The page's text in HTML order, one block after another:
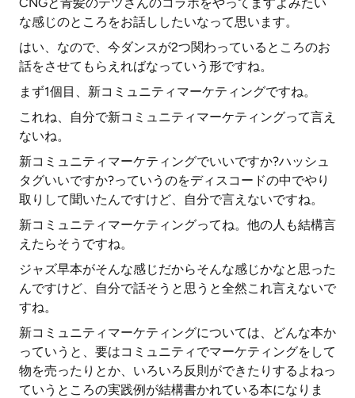
な感じのところをお話ししたいなって思います。
はい、なので、今ダンスが2つ関わっているところのお
話をさせてもらえればなっていう形ですね。
まず1個目、新コミュニティマーケティングですね。
これね、自分で新コミュニティマーケティングって言え
ないね。
新コミュニティマーケティングでいいですか?ハッシュ
タグいいですか?っていうのをディスコードの中でやり
取りして聞いたんですけど、自分で言えないですね。
新コミュニティマーケティングってね。他の人も結構言
えたらそうですね。
ジャズ早本がそんな感じだからそんな感じかなと思った
んですけど、自分で話そうと思うと全然これ言えないで
すね。
新コミュニティマーケティングについては、どんな本か
っていうと、要はコミュニティでマーケティングをして
物を売ったりとか、いろいろ反則ができたりするよねっ
ていうところの実践例が結構書かれている本になりま